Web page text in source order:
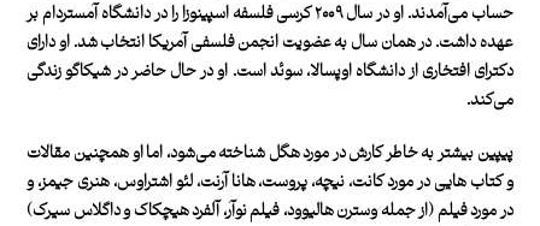
حساب می‌آمدند. او در سال ۲۰۰۹ کرسی فلسفه اسپینوزا را در دانشگاه آمستردام بر
عهده داشت. در همان سال به عضویت انجمن فلسفی آمریکا انتخاب شد. او دارای
دکترای افتخاری از دانشگاه اوپسالا، سوئد است. او در حال حاضر در شیکاگو زندگی
می‌کند.
پیپین بیشتر به خاطر کارش در مورد هگل شناخته می‌شود، اما او همچنین مقالات
و کتاب هایی در مورد کانت، نیچه، پروست، هانا آرنت، لئو اشتراوس، هنری جیمز، و
در مورد فیلم (از جمله وسترن هالیوود، فیلم نوآر، آلفرد هیچکاک و داگلاس سیرک)